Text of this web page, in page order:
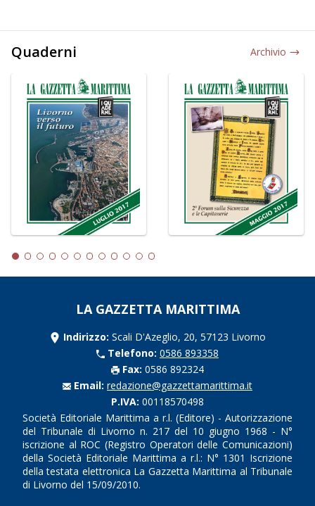
Quaderni Archivio
LA GAZZETTA MARITTIMA
Indirizzo: Scali D'Azeglio, 20, 57123 Livorno
Telefono: 0586 893358
Fax: 0586 892324
Email: redazione@gazzettamarittima.it
P.IVA: 00118570498
Società Editoriale Marittima a r.l. (Editore) - Autorizzazione
del Tribunale di Livorno n. 217 del 10 giugno 1968 - N°
iscrizione al ROC (Registro Operatori delle Comunicazioni)
della Società Editoriale Marittima a r.l.: N° 1301 Iscrizione
della testata elettronica La Gazzetta Marittima al Tribunale
di Livorno del 15/09/2010.